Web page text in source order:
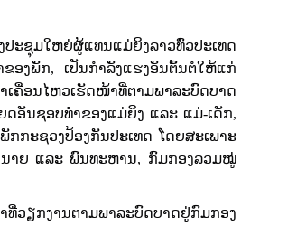
ະຊຸມໃຫຍ່ຜູ້ແທນແມ່ຍິງລາວທົ່ວປະເທດ
ອງພັກ, ເປັນກໍາລັງແຮງອັນຕົ້ນຕໍໃຫ້ແກ່
ຄື່ອນໄຫວເຮັດໜ້າທີ່ຕາມພາລະບົດບາດ
ອັນຊອບທໍາຂອງແມ່ຍິງ ແລະ ແມ່-ເດັກ,
ກະຊວງປ້ອງກັນປະເທດ ໂດຍສະເພາະ
ນາຍ ແລະ ພົນທະຫານ, ກົມກອງລວມໝູ່
ທີ່ວຽກງານຕາມພາລະບົດບາດຢູ່ກົມກອງ